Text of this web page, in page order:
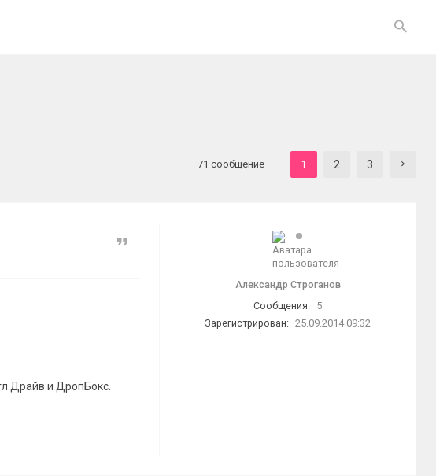
поиск 71 сообщение 1 2 3
Александр Строганов
Сообщения:
5
Зарегистрирован: 25.09.2014 09:32
Цитата
и ДропБокс.